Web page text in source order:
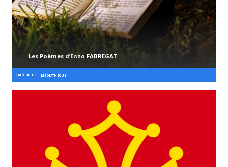
CATÉGORIE : MÉDIATHÈQUE
Les Poèmes d’Enzo FABREGAT